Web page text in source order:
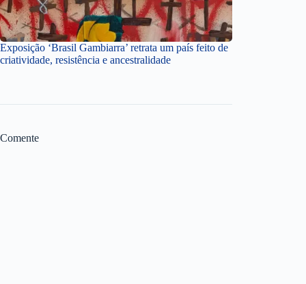
Exposição ‘Brasil Gambiarra’ retrata um país feito de
criatividade, resistência e ancestralidade
Comente